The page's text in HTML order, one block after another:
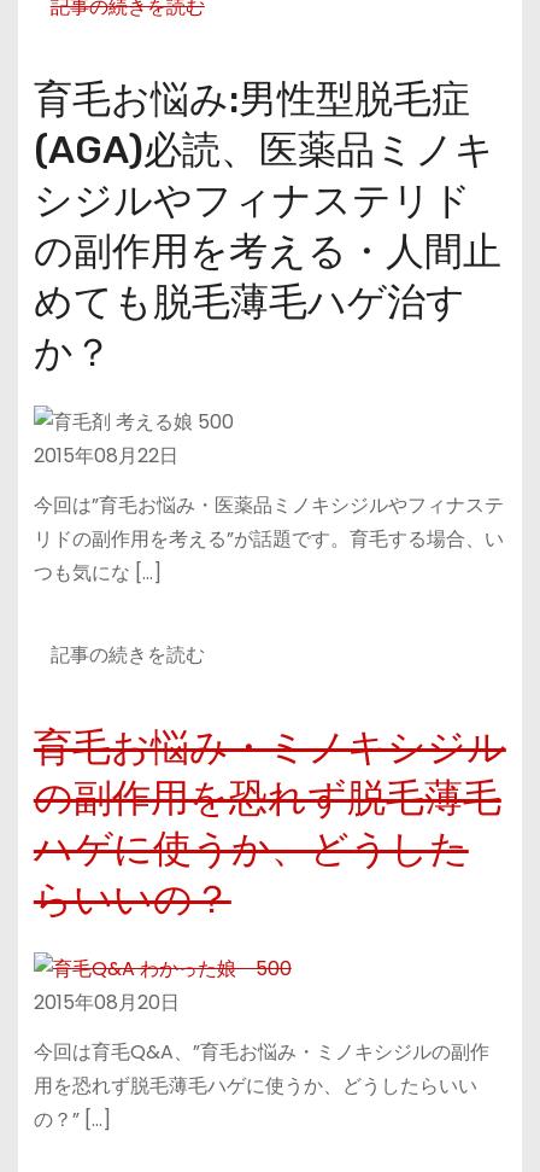
記事の続きを読む
育毛お悩み:男性型脱毛症
(AGA)必読、医薬品ミノキ
シジルやフィナステリド
の副作用を考える・人間止
めても脱毛薄毛ハゲ治す
か？
2015年08月22日
今回は”育毛お悩み・医薬品ミノキシジルやフィナステ
リドの副作用を考える”が話題です。育毛する場合、い
つも気にな […]
記事の続きを読む
育毛お悩み・ミノキシジル
の副作用を恐れず脱毛薄毛
ハゲに使うか、どうした
らいいの？
2015年08月20日
今回は育毛Q&A、”育毛お悩み・ミノキシジルの副作
用を恐れず脱毛薄毛ハゲに使うか、どうしたらいい
の？” […]